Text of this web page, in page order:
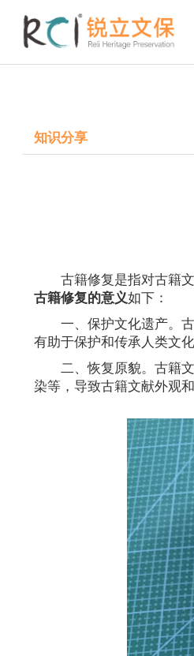
知识分享
古籍修复是指对古籍
古籍修复的意义如下：
一、保护文化遗产。
有助于保护和传承人类文化
二、恢复原貌。古籍
染等，导致古籍文献外观